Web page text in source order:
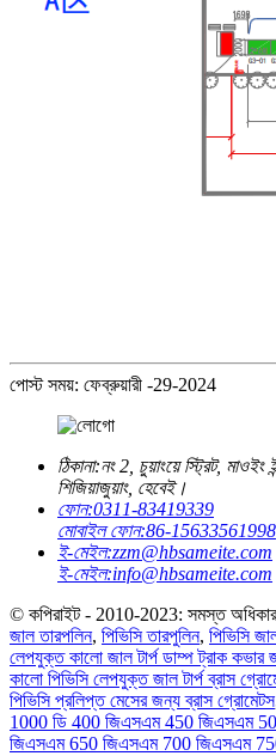
পোস্ট সময়: ফেব্রুয়ারী -29-2024
ঠিকানা:নং 2, চুয়াংয়ে স্ট্রিট, মাওইং
শিজিয়াজুয়াং, হেবেই।
ফোন:0311-83419339
মোবাইল ফোন:86-15633561998
ই-মেইল:zzm@hbsameite.com
ই-মেইল:info@hbsameite.com
© কপিরাইট - 2010-2023: সমস্ত অধিকার
জাল তারপলিন, পিভিসি তারপুলিন, পিভিসি
লেপযুক্ত কালো জাল টার্প ডাম্প ট্রাক কভার
কালো পিভিসি লেপযুক্ত জাল টার্প ব্রাস
পিভিসি প্রলিপ্ত মেসের জন্য ব্রাস গ্রোমেটস
1000 ডি 400 জিএসএম 450 জিএসএম
জিএসএম 650 জিএসএম 700 জিএসএম